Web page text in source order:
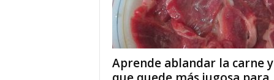
Aprende ablandar la carne y